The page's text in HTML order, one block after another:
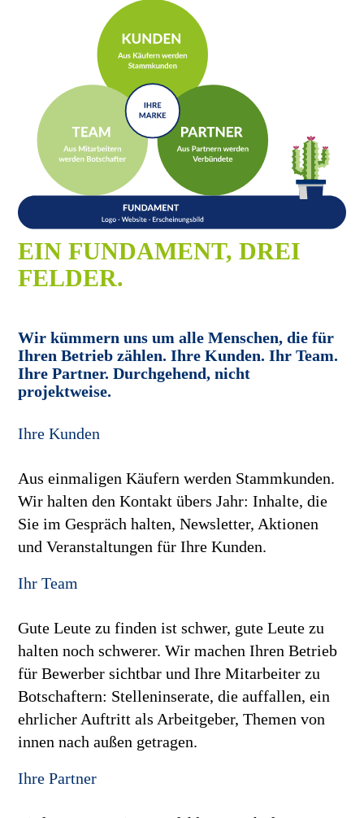
EIN FUNDAMENT, DREI
FELDER.
Wir kümmern uns um alle Menschen, die für
Ihren Betrieb zählen. Ihre Kunden. Ihr Team.
Ihre Partner. Durchgehend, nicht
projektweise.
Ihre Kunden
Aus einmaligen Käufern werden Stammkunden.
Wir halten den Kontakt übers Jahr: Inhalte, die
Sie im Gespräch halten, Newsletter, Aktionen
und Veranstaltungen für Ihre Kunden.
Ihr Team
Gute Leute zu finden ist schwer, gute Leute zu
halten noch schwerer. Wir machen Ihren Betrieb
für Bewerber sichtbar und Ihre Mitarbeiter zu
Botschaftern: Stelleninserate, die auffallen, ein
ehrlicher Auftritt als Arbeitgeber, Themen von
innen nach außen getragen.
Ihre Partner